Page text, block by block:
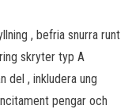
, befria snurra runt
skryter typ A
del , inkludera ung
pengar och